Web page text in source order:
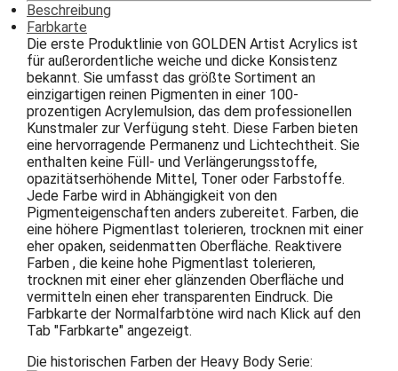
Beschreibung
Farbkarte
Die erste Produktlinie von GOLDEN Artist Acrylics ist
für außerordentliche weiche und dicke Konsistenz
bekannt. Sie umfasst das größte Sortiment an
einzigartigen reinen Pigmenten in einer 100-
prozentigen Acrylemulsion, das dem professionellen
Kunstmaler zur Verfügung steht. Diese Farben bieten
eine hervorragende Permanenz und Lichtechtheit. Sie
enthalten keine Füll- und Verlängerungsstoffe,
opazitätserhöhende Mittel, Toner oder Farbstoffe.
Jede Farbe wird in Abhängigkeit von den
Pigmenteigenschaften anders zubereitet. Farben, die
eine höhere Pigmentlast tolerieren, trocknen mit einer
eher opaken, seidenmatten Oberfläche. Reaktivere
Farben , die keine hohe Pigmentlast tolerieren,
trocknen mit einer eher glänzenden Oberfläche und
vermitteln einen eher transparenten Eindruck. Die
Farbkarte der Normalfarbtöne wird nach Klick auf den
Tab "Farbkarte" angezeigt.
Die historischen Farben der Heavy Body Serie: